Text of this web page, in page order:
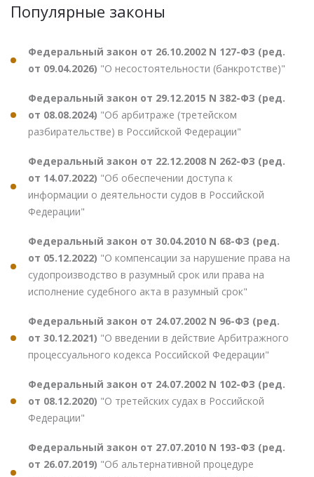
Популярные законы
Федеральный закон от 26.10.2002 N 127-ФЗ (ред.
от 09.04.2026) "О несостоятельности (банкротстве)"
Федеральный закон от 29.12.2015 N 382-ФЗ (ред.
от 08.08.2024) "Об арбитраже (третейском
разбирательстве) в Российской Федерации"
Федеральный закон от 22.12.2008 N 262-ФЗ (ред.
от 14.07.2022) "Об обеспечении доступа к
информации о деятельности судов в Российской
Федерации"
Федеральный закон от 30.04.2010 N 68-ФЗ (ред.
от 05.12.2022) "О компенсации за нарушение права на
судопроизводство в разумный срок или права на
исполнение судебного акта в разумный срок"
Федеральный закон от 24.07.2002 N 96-ФЗ (ред.
от 30.12.2021) "О введении в действие Арбитражного
процессуального кодекса Российской Федерации"
Федеральный закон от 24.07.2002 N 102-ФЗ (ред.
от 08.12.2020) "О третейских судах в Российской
Федерации"
Федеральный закон от 27.07.2010 N 193-ФЗ (ред.
от 26.07.2019) "Об альтернативной процедуре